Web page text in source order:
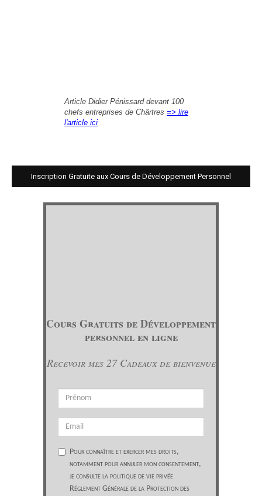
Article Didier Pénissard devant 100
chefs entreprises de Chârtres => lire
l'article ici
Inscription Gratuite aux Cours de Développement Personnel
Cours Gratuits de Développement
personnel en ligne
Recevoir mes 27 Cadeaux de bienvenue
Pour connaître et exercer mes droits,
notamment pour annuler mon consentement,
je consulte la politique de vie privée
Réglement Générale de la Protection des